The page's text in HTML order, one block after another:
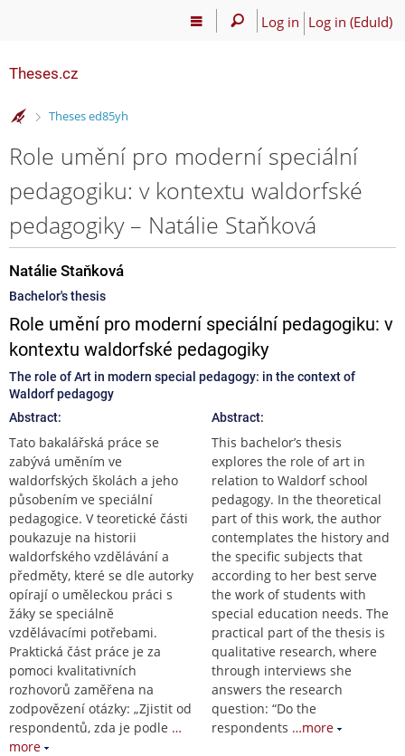
Log in Log in (EduId)
Theses.cz
>
Theses ed85yh
Role umění pro moderní speciální
pedagogiku: v kontextu waldorfské
pedagogiky – Natálie Staňková
Natálie Staňková
Bachelor's thesis
Role umění pro moderní speciální pedagogiku: v
kontextu waldorfské pedagogiky
The role of Art in modern special pedagogy: in the context of
Waldorf pedagogy
Abstract:
Tato bakalářská práce se
zabývá uměním ve
waldorfských školách a jeho
působením ve speciální
pedagogice. V teoretické části
poukazuje na historii
waldorfského vzdělávání a
předměty, které se dle autorky
opírají o uměleckou práci s
žáky se speciálně
vzdělávacími potřebami.
Praktická část práce je za
pomoci kvalitativních
rozhovorů zaměřena na
zodpovězení otázky: „Zjistit od
respondentů, zda je podle …
more
Abstract:
This bachelor’s thesis
explores the role of art in
relation to Waldorf school
pedagogy. In the theoretical
part of this work, the author
contemplates the history and
the specific subjects that
according to her best serve
the work of students with
special education needs. The
practical part of the thesis is
qualitative research, where
through interviews she
answers the research
question: “Do the
respondents …more